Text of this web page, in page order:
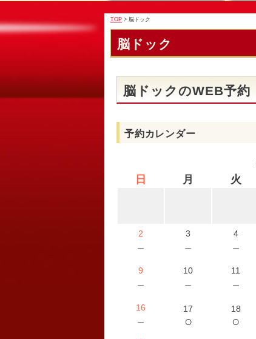
TOP > 脳ドック
脳ドック
脳ドックのWEB予約
予約カレンダー
日 月 火
2
－
3
－
4
－
9
－
10
－
11
－
16
－
17
○
18
○